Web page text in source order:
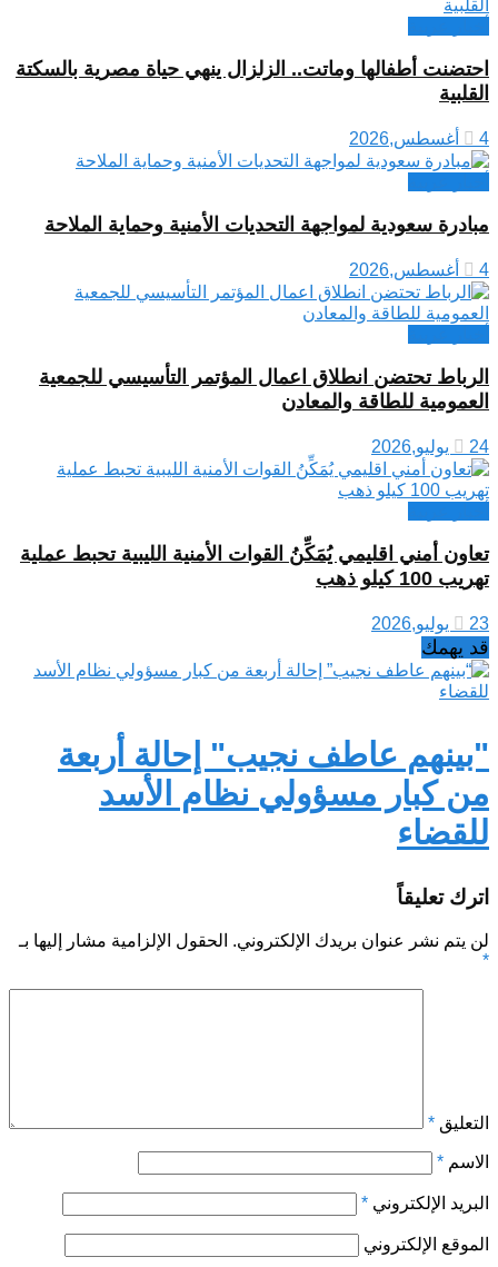
احتضنت أطفالها وماتت.. الزلزال ينهي حياة مصرية بالسكتة
القلبية
4 أغسطس,2026
مبادرة سعودية لمواجهة التحديات الأمنية وحماية الملاحة
4 أغسطس,2026
الرباط تحتضن انطلاق اعمال المؤتمر التأسيسي للجمعية
العمومية للطاقة والمعادن
24 يوليو,2026
تعاون أمني اقليمي يُمَكِّنُ القوات الأمنية الليبية تحبط عملية
تهريب 100 كيلو ذهب
23 يوليو,2026
قد يهمك
"بينهم عاطف نجيب" إحالة أربعة
من كبار مسؤولي نظام الأسد
للقضاء
اترك تعليقاً
لن يتم نشر عنوان بريدك الإلكتروني. الحقول الإلزامية مشار إليها بـ
*
التعليق *
الاسم *
البريد الإلكتروني *
الموقع الإلكتروني